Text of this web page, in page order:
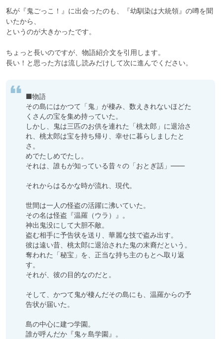
私が『鬼ごっこ！』に出会ったのも、『幼馴染は大統領』の噂を聞
いたから、
というのが大きかったです。
ちょっと長いのですが、物語紹介文を引用します。
長い！と思った方は流し読みだけして次に進んでください。
■物語
その島にはかつて「鬼」が棲み、数えきれないほどた
くさんの宝を集め持っていた。
しかし、鬼は三匹のお供を連れた「桃太郎」に退治さ
れ、桃太郎は宝を持ち帰り、幸せに暮らしましたと
さ。
めでたしめでたし。
それは、誰もが知っている昔々の「おとぎ話」――
それからはるかな時が流れ、現代。
世間は一人の怪盗の活躍に沸いていた。
その名は怪盗『温羅（ウラ）』。
神出鬼没にして大胆不敵。
盗む相手に予告状を送り、華麗な技で盗み出す。
彼は遠い昔、桃太郎に退治された鬼の末裔だという。
奪われた「秘宝」を、正当な持ち主のもとへ取り返
す。
それが、彼の目的なのだと。
そして、かつて鬼が棲んだその島にも、温羅からの予
告状が届いた。
島の中心に建つ学園。
誰が呼んだか『鬼ヶ島学園』。